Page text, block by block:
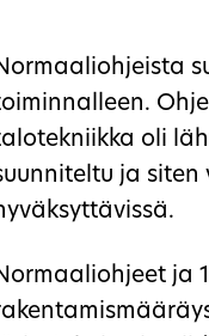
oli
ja
ja